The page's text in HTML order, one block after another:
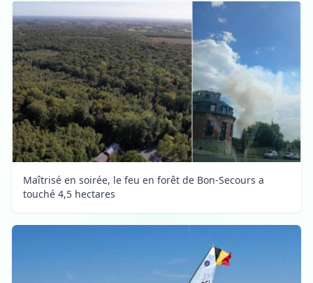
Maîtrisé en soirée, le feu en forêt de Bon-Secours a
touché 4,5 hectares